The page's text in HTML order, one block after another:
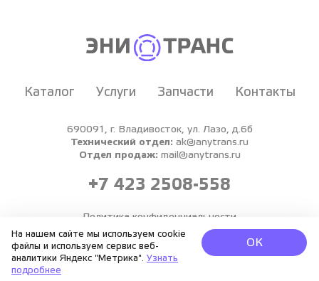
Каталог Услуги Запчасти Контакты
690091, г. Владивосток, ул. Лазо, д.6б
Технический отдел: ak@anytrans.ru
Отдел продаж: mail@anytrans.ru
+7 423 2508-558
ЭНИТРАНС © 2026.
Все права защищены.
Политика конфиденциальности
На нашем сайте мы используем cookie
файлы и используем сервис веб-
аналитики Яндекс "Метрика". Узнать
подробнее
ОК